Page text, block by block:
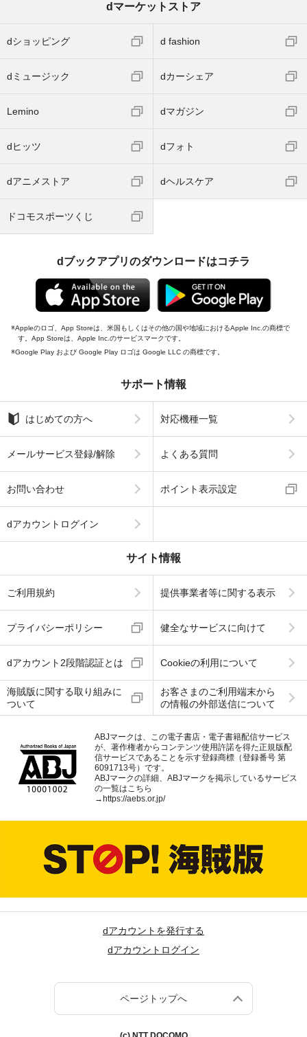
dマーケットストア
dショッピング d fashion
dミュージック dカーシェア
Lemino dマガジン
dヒッツ dフォト
dアニメストア dヘルスケア
ドコモスポーツくじ
dブックアプリのダウンロードはコチラ
Appleのロゴ、App Storeは、米国もしくはその他の国や地域におけるApple Inc.の商標で
す。App Storeは、Apple Inc.のサービスマークです。
Google Play および Google Play ロゴは Google LLC の商標です。
サポート情報
はじめての方へ 対応機種一覧
メールサービス登録/解除 よくある質問
お問い合わせ ポイント表示設定
dアカウントログイン
サイト情報
ご利用規約 提供事業者等に関する表示
プライバシーポリシー 健全なサービスに向けて
dアカウント2段階認証とは Cookieの利用について
海賊版に関する取り組みに
ついて
お客さまのご利用端末から
の情報の外部送信について
ABJマークは、この電子書店・電子書籍配信サービス
が、著作権者からコンテンツ使用許諾を得た正規版配
信サービスであることを示す登録商標（登録番号 第
6091713号）です。
ABJマークの詳細、ABJマークを掲示しているサービス
の一覧はこちら
→ https://aebs.or.jp/
dアカウントを発行する
dアカウントログイン
ページトップへ